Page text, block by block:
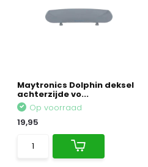
Maytronics Dolphin deksel
achterzijde vo...
Op voorraad
19,95